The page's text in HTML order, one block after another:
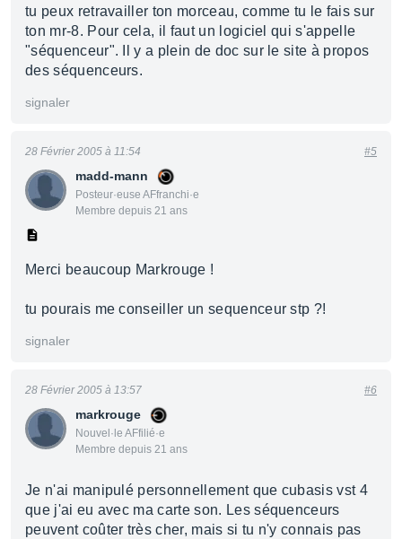
tu peux retravailler ton morceau, comme tu le fais sur
ton mr-8. Pour cela, il faut un logiciel qui s'appelle
"séquenceur". Il y a plein de doc sur le site à propos
des séquenceurs.
signaler
madd-mann
Posteur·euse AFfranchi·e
Membre depuis 21 ans
28 Février 2005 à 11:54 #5
Merci beaucoup Markrouge !
tu pourais me conseiller un sequenceur stp ?!
signaler
markrouge
Nouvel·le AFfilié·e
Membre depuis 21 ans
28 Février 2005 à 13:57 #6
Je n'ai manipulé personnellement que cubasis vst 4
que j'ai eu avec ma carte son. Les séquenceurs
peuvent coûter très cher, mais si tu n'y connais pas